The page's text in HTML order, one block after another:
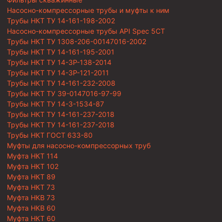
Насосно-компрессорные трубы и муфты к ним
Трубы НКТ ТУ 14-161-198-2002
Насосно-компрессорные трубы API Spec 5CT
Трубы НКТ ТУ 1308-206-00147016-2002
Трубы НКТ ТУ 14-161-195-2001
Трубы НКТ ТУ 14-3Р-138-2014
Трубы НКТ ТУ 14-3Р-121-2011
Трубы НКТ ТУ 14-161-232-2008
Трубы НКТ ТУ 39-0147016-97-99
Трубы НКТ ТУ 14-3-1534-87
Трубы НКТ ТУ 14-161-237-2018
Трубы НКТ ТУ 14-161-237-2018
Трубы НКТ ГОСТ 633-80
Муфты для насосно-компрессорных труб
Муфта НКТ 114
Муфта НКТ 102
Муфта НКТ 89
Муфта НКТ 73
Муфта НКВ 73
Муфта НКВ 60
Муфта НКТ 60